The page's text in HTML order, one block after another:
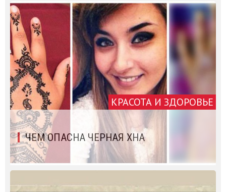
КРАСОТА И ЗДОРОВЬЕ
ЧЕМ ОПАСНА ЧЕРНАЯ ХНА